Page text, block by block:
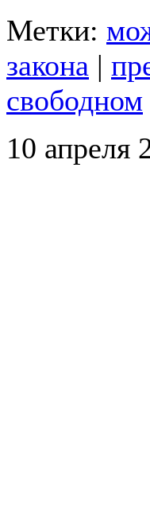
Метки:
закона |
свободном
10 апреля